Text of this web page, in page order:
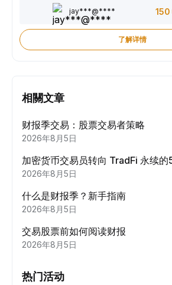
jay***@**** 150
了解详情
相關文章
财报季交易：股票交易者策略
2026年8月5日
加密货币交易员转向 TradFi 永续的
2026年8月5日
什么是财报季？新手指南
2026年8月5日
交易股票前如何阅读财报
2026年8月5日
热门活动